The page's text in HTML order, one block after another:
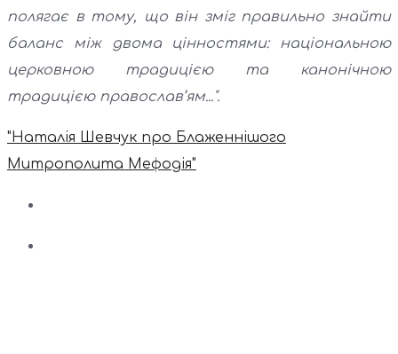
полягає в тому, що він зміг правильно знайти
баланс між двома цінностями: національною
церковною традицією та канонічною
традицією православ’ям...".
"Наталія Шевчук про Блаженнішого
Митрополита Мефодія"